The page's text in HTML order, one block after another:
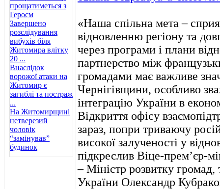
прощатиметься з
Героєм
Завершено
розслідування
вибухів біля
Житомира влітку
20 ...
Внаслідок
ворожої атаки на
Житомир є
загиблі та постраж
...
На Житомирщині
нетверезий
чоловік
“замінував”
будинок
«Наша спільна мета –
відновленню регіону та
через програми і плани
партнерство між
громадами має важливе
Чернігівщини, особливо
інтеграцію України в
Відкриття офісу
зараз, попри триваючу
високої залученості у
підкреслив Віце-прем’єр-
– Міністр розвитку громад,
України Олександр